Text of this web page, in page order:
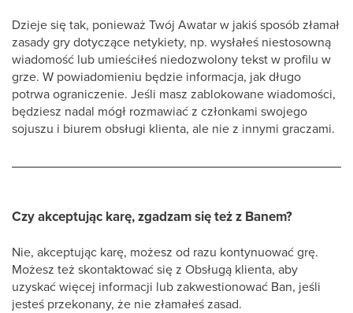
Dzieje się tak, ponieważ Twój Awatar w jakiś sposób złamał
zasady gry dotyczące netykiety, np. wysłałeś niestosowną
wiadomość lub umieściłeś niedozwolony tekst w profilu w
grze. W powiadomieniu będzie informacja, jak długo
potrwa ograniczenie. Jeśli masz zablokowane wiadomości,
będziesz nadal mógł rozmawiać z członkami swojego
sojuszu i biurem obsługi klienta, ale nie z innymi graczami.
Czy akceptując karę, zgadzam się też z Banem?
Nie, akceptując karę, możesz od razu kontynuować grę.
Możesz też skontaktować się z Obsługą klienta, aby
uzyskać więcej informacji lub zakwestionować Ban, jeśli
jesteś przekonany, że nie złamałeś zasad.